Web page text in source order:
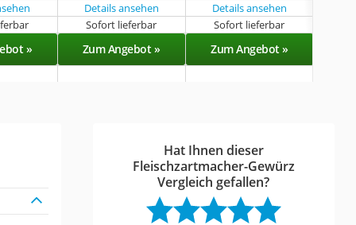
Details ansehen Details ansehen
Sofort lieferbar Sofort lieferbar
» Zum Angebot » Zum Angebot »
Hat Ihnen dieser
Fleischzartmacher-Gewürz
Vergleich gefallen?